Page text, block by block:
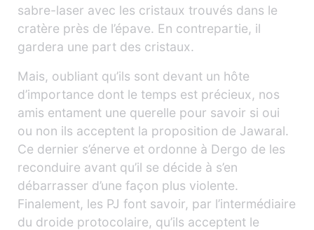
sabre-laser avec les cristaux trouvés dans le
cratère près de l’épave. En contrepartie, il
gardera une part des cristaux.
Mais, oubliant qu’ils sont devant un hôte
d’importance dont le temps est précieux, nos
amis entament une querelle pour savoir si oui
ou non ils acceptent la proposition de Jawaral.
Ce dernier s’énerve et ordonne à Dergo de les
reconduire avant qu’il se décide à s’en
débarrasser d’une façon plus violente.
Finalement, les PJ font savoir, par l’intermédiaire
du droide protocolaire, qu’ils acceptent le